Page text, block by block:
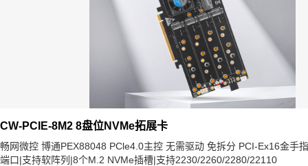
CW-PCIE-8M2 8盘位NVMe拓展卡
畅网微控 博通PEX88048 PCle4.0主控 无需驱动 免拆分 PCI-Ex16金手
端口|支持软阵列|8个M.2 NVMe插槽|支持2230/2260/2280/22110